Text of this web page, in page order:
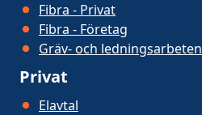
Fibra - Privat
Fibra - Företag
Gräv- och ledningsarbeten
Privat
Elavtal